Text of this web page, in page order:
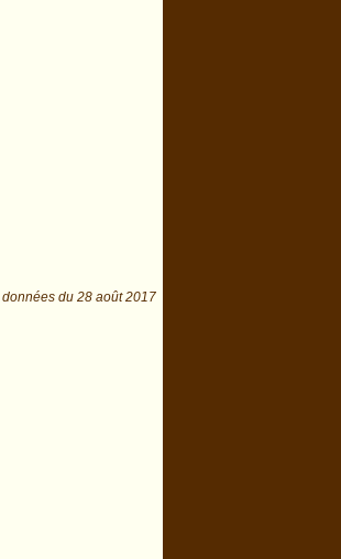
données du 28 août 2017